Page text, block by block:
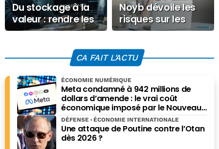
Du stockage à la
valeur : rendre les
données
pour l’IA
Noyb dévoile les
risques sur les
données
TikTok et Grindr
CA FAIT L'ACTU
Meta condamné à 942 millions de
dollars d’amende : le vrai coût
économique imposé par le Nouveau-
Mexique
ÉCONOMIE NUMÉRIQUE
Une attaque de Poutine contre l’Otan
dès 2026 ?
DÉFENSE ÉCONOMIE INTERNATIONALE